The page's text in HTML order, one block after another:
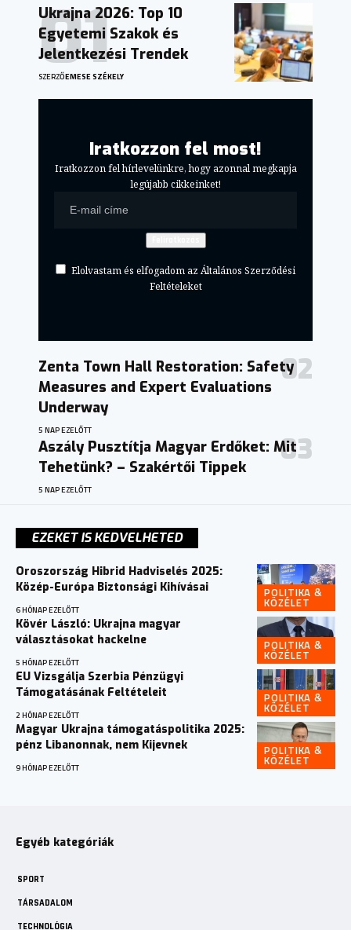
Ukrajna 2026: Top 10
Egyetemi Szakok és
Jelentkezési Trendek
SZERZŐEMESE SZÉKELY
Iratkozzon fel most!
Iratkozzon fel hírlevelünkre, hogy azonnal megkapja
legújabb cikkeinket!
Elolvastam és elfogadom az Általános Szerződési
Feltételeket
Zenta Town Hall Restoration: Safety
Measures and Expert Evaluations
Underway
5 NAP EZELŐTT
Aszály Pusztítja Magyar Erdőket: Mit
Tehetünk? – Szakértői Tippek
5 NAP EZELŐTT
EZEKET IS KEDVELHETED
POLITIKA &
KÖZÉLET
Oroszország Hibrid Hadviselés 2025:
Közép-Európa Biztonsági Kihívásai
6 HÓNAP EZELŐTT
POLITIKA &
KÖZÉLET
Kövér László: Ukrajna magyar
választásokat hackelne
5 HÓNAP EZELŐTT
POLITIKA &
KÖZÉLET
EU Vizsgálja Szerbia Pénzügyi
Támogatásának Feltételeit
2 HÓNAP EZELŐTT
POLITIKA &
KÖZÉLET
Magyar Ukrajna támogatáspolitika 2025:
pénz Libanonnak, nem Kijevnek
9 HÓNAP EZELŐTT
Egyéb kategóriák
SPORT
TÁRSADALOM
TECHNOLÓGIA